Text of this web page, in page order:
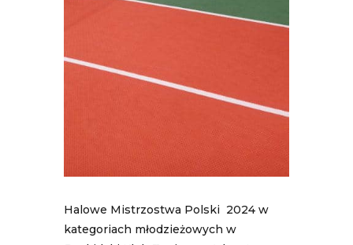
Halowe Mistrzostwa Polski 2024 w
kategoriach młodzieżowych w